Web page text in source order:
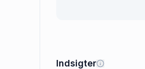
Indsigter